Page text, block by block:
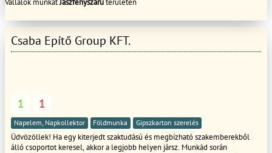
Csaba Epítő Group KFT.
1 1
Napelem, Napkollektor Földmunka Gipszkarton szerelés
Üdvözöllek! Ha egy kiterjedt szaktudású és megbízható szakemberekből
álló csoportot keresel, akkor a legjobb helyen jársz. Munkád során